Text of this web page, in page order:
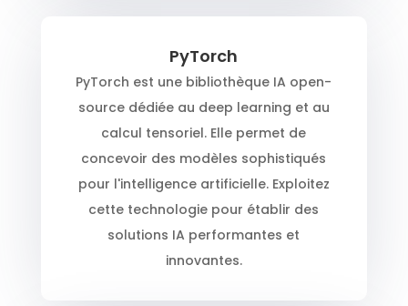
PyTorch
PyTorch est une bibliothèque IA open-
source dédiée au deep learning et au
calcul tensoriel. Elle permet de
concevoir des modèles sophistiqués
pour l'intelligence artificielle. Exploitez
cette technologie pour établir des
solutions IA performantes et
innovantes.